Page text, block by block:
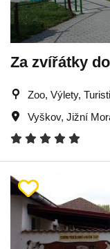
Za zvířátky
Zoo, Výlety,
Vyškov, Jižní